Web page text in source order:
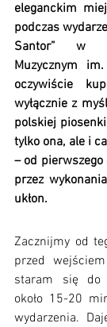
eleganckim
podczas
Santor” w
Muzycznym
oczywiście
wyłącznie z
polskiej
tylko ona, ale i
– od
przez
ukłon.
Zacznijmy od
przed
staram się do
około 15-20
wydarzenia.